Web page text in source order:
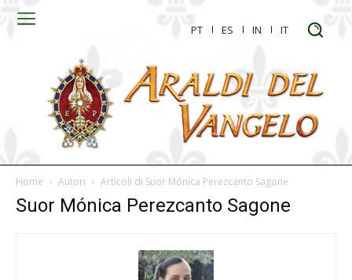
PT ES IN IT
Home Autori Articoli di Suor Mónica Perezcanto Sagone
Suor Mónica Perezcanto Sagone